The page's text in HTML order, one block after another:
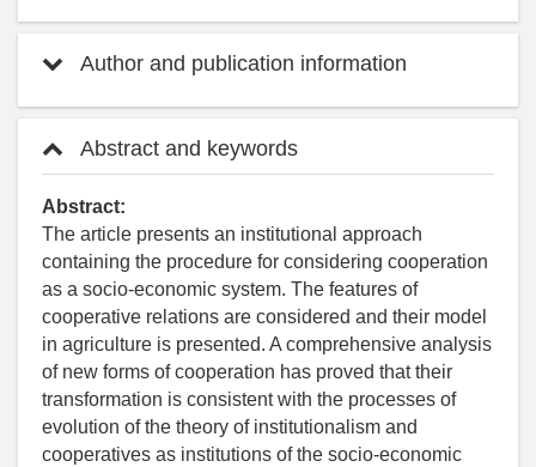
Author and publication information
Abstract and keywords
Abstract:
The article presents an institutional approach
containing the procedure for considering cooperation
as a socio-economic system. The features of
cooperative relations are considered and their model
in agriculture is presented. A comprehensive analysis
of new forms of cooperation has proved that their
transformation is consistent with the processes of
evolution of the theory of institutionalism and
cooperatives as institutions of the socio-economic